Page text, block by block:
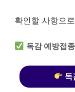
확인할 사항으
독감 예방접
독